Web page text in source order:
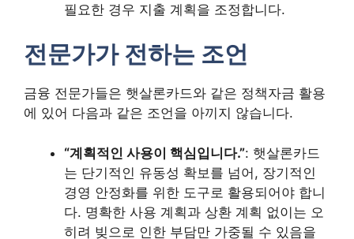
필요한 경우 지출 계획을 조정합니다.
전문가가 전하는 조언
금융 전문가들은 햇살론카드와 같은 정책자금 활용
에 있어 다음과 같은 조언을 아끼지 않습니다.
“계획적인 사용이 핵심입니다.”: 햇살론카드
는 단기적인 유동성 확보를 넘어, 장기적인
경영 안정화를 위한 도구로 활용되어야 합니
다. 명확한 사용 계획과 상환 계획 없이는 오
히려 빚으로 인한 부담만 가중될 수 있음을